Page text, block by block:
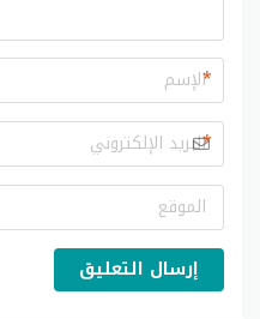
*
*
إرسال التعليق